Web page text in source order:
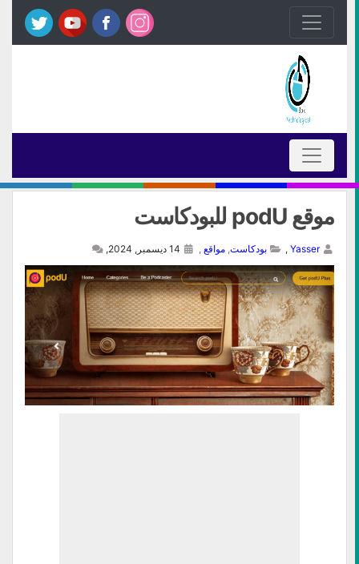
موقع podU للبودكاست
Yasser
, بودكاست, مواقع ,